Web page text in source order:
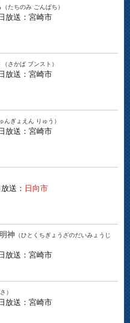
（たちのみ ごんぱち）
放送：宮崎市
（さかば ブンスト）
放送：宮崎市
んぎょえん りゅう）
放送：宮崎市
送： 日向市
神 （ひとくちぎょうざのだいみょうじ
放送：宮崎市
）
放送：宮崎市